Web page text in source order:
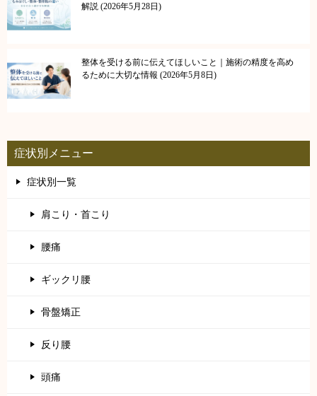
解説 2026年5月28日
整体を受ける前に伝えてほしいこと｜施術の精度を高め
るために大切な情報 2026年5月8日
症状別メニュー
症状別一覧
肩こり・首こり
腰痛
ギックリ腰
骨盤矯正
反り腰
頭痛